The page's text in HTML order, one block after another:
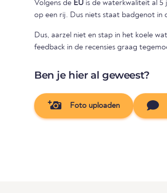
Volgens de EU is de waterkwaliteit al 5
op een rij. Dus niets staat badgenot in
Dus, aarzel niet en stap in het koele
feedback in de recensies graag
Ben je hier al geweest?
Foto uploaden